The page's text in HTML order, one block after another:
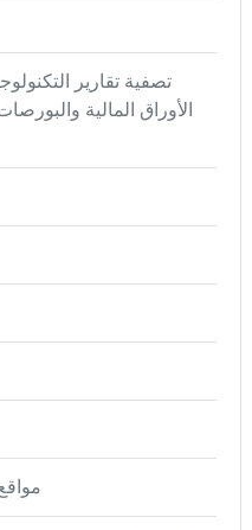
تصفية تقارير
الأوراق المالية